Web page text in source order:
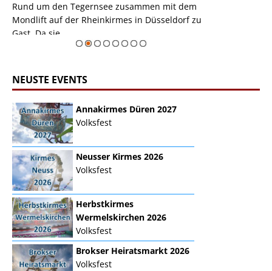
Rund um den Tegernsee zusammen mit dem
Mondlift auf der Rheinkirmes in Düsseldorf zu
Gast. Da sie ...
NEUSTE EVENTS
Annakirmes Düren 2027
Volksfest
Neusser Kirmes 2026
Volksfest
Herbstkirmes
Wermelskirchen 2026
Volksfest
Brokser Heiratsmarkt 2026
Volksfest